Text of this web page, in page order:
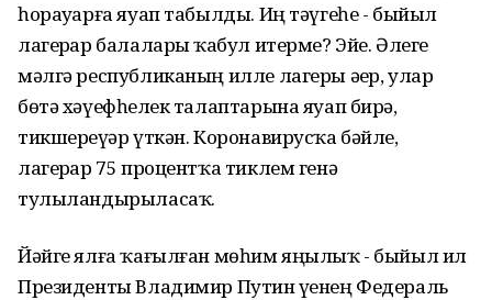
һорауҙарға яуап табылды. Иң тәүгеһе - быйыл
лагерҙар балаларҙы ҡабул итерме? Эйе. Әлеге
мәлгә республиканың илле лагеры әҙер, улар
бөтә хәүефһеҙлек талаптарына яуап бирә,
тикшереүҙәр үткән. Коронавирусҡа бәйле,
лагерҙар 75 процентҡа тиклем генә
тулыландырыласаҡ.
Йәйге ялға ҡағылған мөһим яңылыҡ - быйыл ил
Президенты Владимир Путин үҙенең Федераль